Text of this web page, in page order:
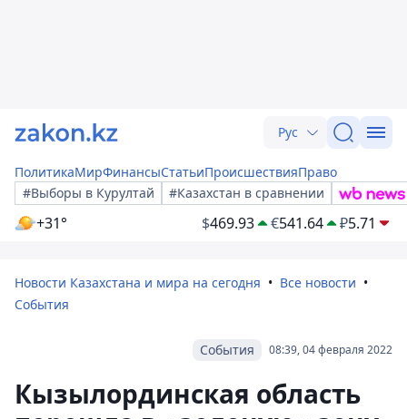
Рус
ПолитикаМирФинансыСтатьиПроисшествияПраво
#Выборы в Курултай
#Казахстан в сравнении
+31° $469.93 €541.64 ₽5.71
Новости Казахстана и мира на сегодня
Все новости
События
08:39, 04 февраля 2022
События
Кызылординская область